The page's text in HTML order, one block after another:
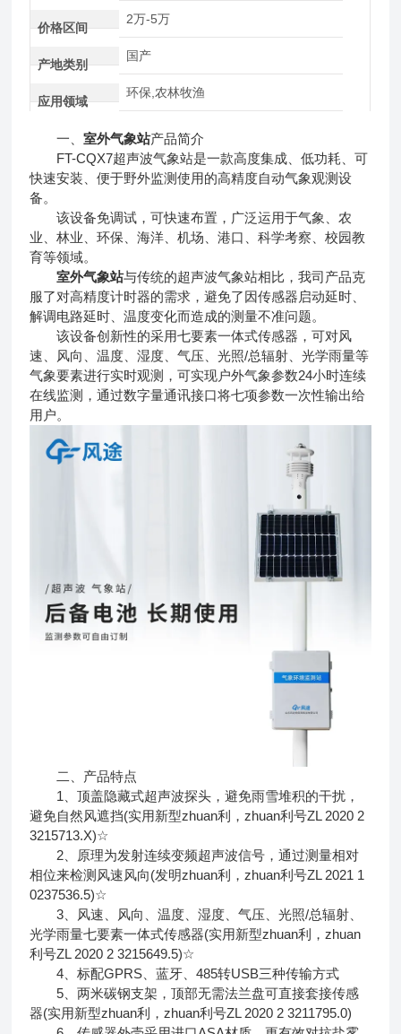
价格区间
2万-5万
产地类别
国产
应用领域
环保,农林牧渔
一、室外气象站产品简介
FT-CQX7超声波气象站是一款高度集成、低功耗、可
快速安装、便于野外监测使用的高精度自动气象观测设
备。
该设备免调试，可快速布置，广泛运用于气象、农
业、林业、环保、海洋、机场、港口、科学考察、校园教
育等领域。
室外气象站与传统的超声波气象站相比，我司产品克
服了对高精度计时器的需求，避免了因传感器启动延时、
解调电路延时、温度变化而造成的测量不准问题。
该设备创新性的采用七要素一体式传感器，可对风
速、风向、温度、湿度、气压、光照/总辐射、光学雨量等
气象要素进行实时观测，可实现户外气象参数24小时连续
在线监测，通过数字量通讯接口将七项参数一次性输出给
用户。
二、产品特点
1、顶盖隐藏式超声波探头，避免雨雪堆积的干扰，
避免自然风遮挡(实用新型zhuan利，zhuan利号ZL 2020 2
3215713.X)☆
2、原理为发射连续变频超声波信号，通过测量相对
相位来检测风速风向(发明zhuan利，zhuan利号ZL 2021 1
0237536.5)☆
3、风速、风向、温度、湿度、气压、光照/总辐射、
光学雨量七要素一体式传感器(实用新型zhuan利，zhuan
利号ZL 2020 2 3215649.5)☆
4、标配GPRS、蓝牙、485转USB三种传输方式
5、两米碳钢支架，顶部无需法兰盘可直接套接传感
器(实用新型zhuan利，zhuan利号ZL 2020 2 3211795.0)